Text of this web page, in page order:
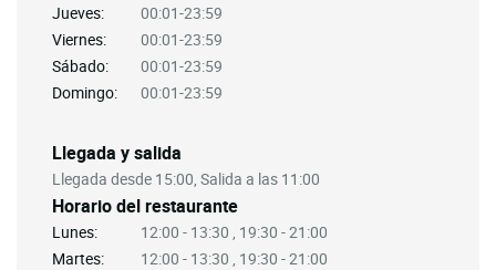
Jueves:
00:01-23:59
Viernes:
00:01-23:59
Sábado:
00:01-23:59
Domingo:
00:01-23:59
Llegada y salida
Llegada desde 15:00, Salida a las 11:00
Horario del restaurante
Lunes:
12:00 - 13:30 , 19:30 - 21:00
Martes:
12:00 - 13:30 , 19:30 - 21:00